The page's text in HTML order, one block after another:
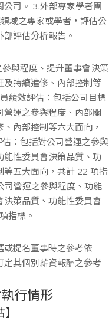
司。 3.外部專家學者團
域之專家或學者，評估公
評估分析報告。
與程度、提升董事會決策
及持續進修、內部控制等
績效評估：包括公司目標
運之參與程度、內部關
內部控制等六大面向，
：包括對公司營運之參與
性委員會決策品質、功
等五大面向，共計 22 項指
司營運之參與程度、功能
策品質、功能性委員會
指標。
提名董事時之參考依
其個別薪資報酬之參考
行情形